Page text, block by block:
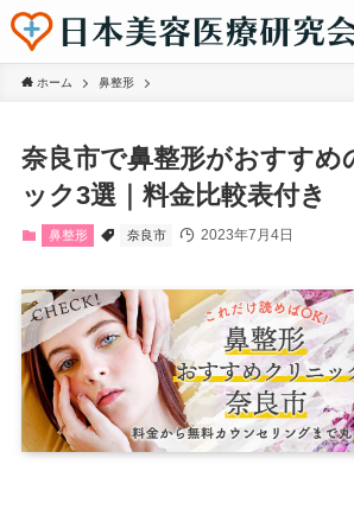
ホーム 鼻整形
奈良市で鼻整形がおすすめ
ック3選｜料金比較表付き
鼻整形 奈良市 2023年7月4日